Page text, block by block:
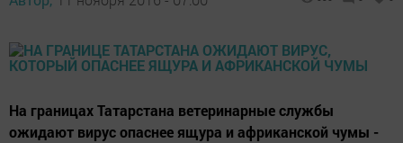
На границах Татарстана ветеринарные службы
ожидают вирус опаснее ящура и африканской чумы -